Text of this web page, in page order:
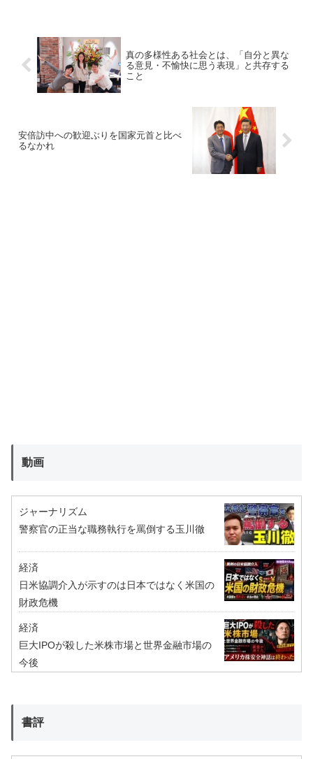
真の多様性ある社会とは、「自分と異な
る意見・不愉快に思う表現」と共存する
こと
安倍訪中への歓迎ぶりを国家元首と比べ
るなかれ
動画
ジャーナリズム
警察官の正当な職務執行を罵倒する玉川徹
経済
日米協調介入が示すのは日本ではなく米国の
財政危機
経済
巨大IPOが殺した米株市場と世界金融市場の
今後
書評